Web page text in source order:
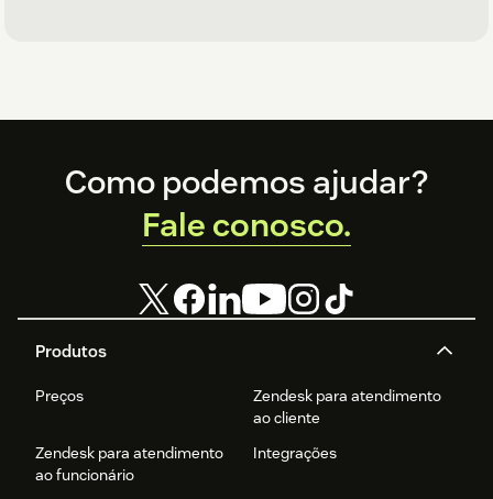
Footer
Produtos
Preços
Zendesk para atendimento
ao cliente
Zendesk para atendimento
ao funcionário
Integrações
Como podemos ajudar?
Fale conosco.